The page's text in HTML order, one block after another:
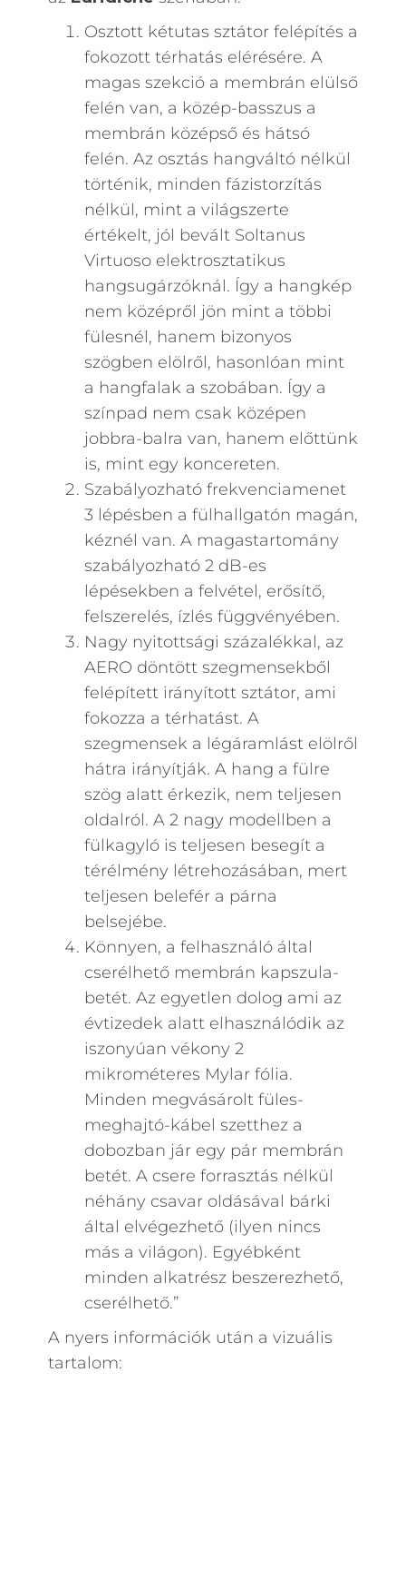
Osztott kétutas sztátor felépítés a
fokozott térhatás elérésére. A
magas szekció a membrán elülső
felén van, a közép-basszus a
membrán középső és hátsó
felén. Az osztás hangváltó nélkül
történik, minden fázistorzítás
nélkül, mint a világszerte
értékelt, jól bevált Soltanus
Virtuoso elektrosztatikus
hangsugárzóknál. Így a hangkép
nem középről jön mint a többi
fülesnél, hanem bizonyos
szögben elölről, hasonlóan mint
a hangfalak a szobában. Így a
színpad nem csak középen
jobbra-balra van, hanem előttünk
is, mint egy koncereten.
Szabályozható frekvenciamenet
3 lépésben a fülhallgatón magán,
kéznél van. A magastartomány
szabályozható 2 dB-es
lépésekben a felvétel, erősítő,
felszerelés, ízlés függvényében.
Nagy nyitottsági százalékkal, az
AERO döntött szegmensekből
felépített irányított sztátor, ami
fokozza a térhatást. A
szegmensek a légáramlást elölről
hátra irányítják. A hang a fülre
szög alatt érkezik, nem teljesen
oldalról. A 2 nagy modellben a
fülkagyló is teljesen besegít a
térélmény létrehozásában, mert
teljesen belefér a párna
belsejébe.
Könnyen, a felhasználó által
cserélhető membrán kapszula-
betét. Az egyetlen dolog ami az
évtizedek alatt elhasználódik az
iszonyúan vékony 2
mikrométeres Mylar fólia.
Minden megvásárolt füles-
meghajtó-kábel szetthez a
dobozban jár egy pár membrán
betét. A csere forrasztás nélkül
néhány csavar oldásával bárki
által elvégezhető (ilyen nincs
más a világon). Egyébként
minden alkatrész beszerezhető,
cserélhető.”
A nyers információk után a vizuális
tartalom: